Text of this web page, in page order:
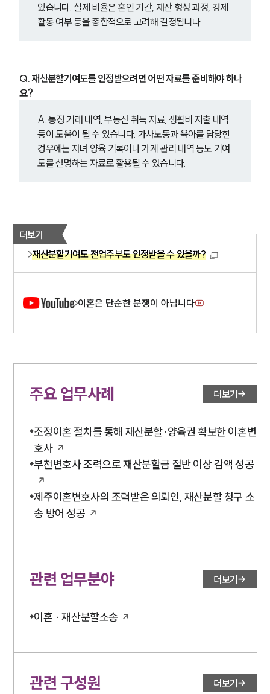
있습니다. 실제 비율은 혼인 기간, 재산 형성 과정, 경제
활동 여부 등을 종합적으로 고려해 결정됩니다.
Q. 재산분할기여도를 인정받으려면 어떤 자료를 준비해야 하나
요?
A. 통장 거래 내역, 부동산 취득 자료, 생활비 지출 내역
등이 도움이 될 수 있습니다. 가사노동과 육아를 담당한
경우에는 자녀 양육 기록이나 가계 관리 내역 등도 기여
도를 설명하는 자료로 활용될 수 있습니다.
더보기
재산분할기여도 전업주부도 인정받을 수 있을까?
이혼은 단순한 분쟁이 아닙니다
주요 업무사례 더보기
조정이혼 절차를 통해 재산분할·양육권 확보한 이혼변
호사
부천변호사 조력으로 재산분할금 절반 이상 감액 성공
제주이혼변호사의 조력받은 의뢰인, 재산분할 청구 소
송 방어 성공
관련 업무분야 더보기
이혼 · 재산분할소송
관련 구성원 더보기